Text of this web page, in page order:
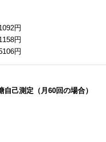
092円
158円
106円
己測定（月60回の場合）